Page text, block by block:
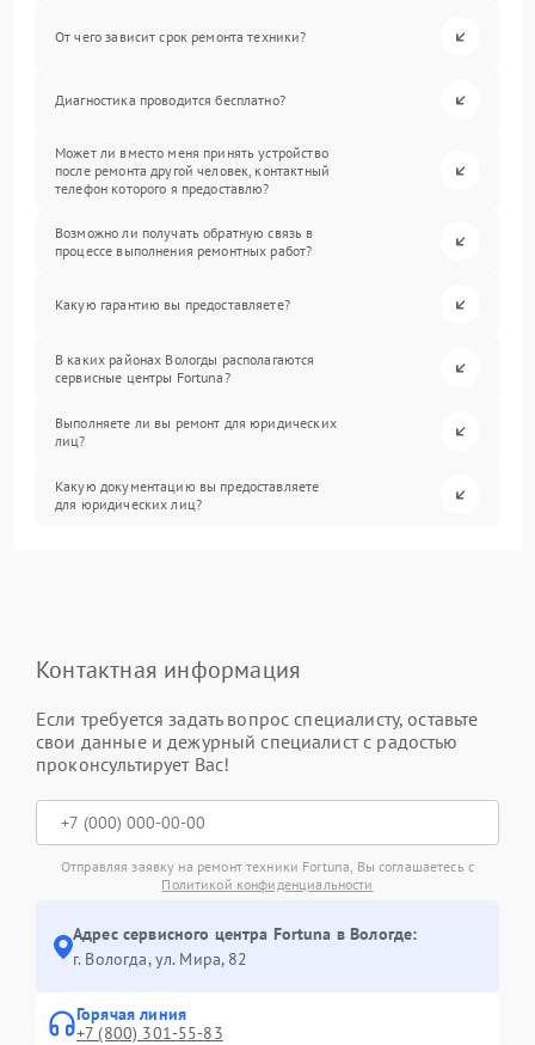
От чего зависит срок ремонта техники?
Диагностика проводится бесплатно?
Может ли вместо меня принять устройство
после ремонта другой человек, контактный
телефон которого я предоставлю?
Возможно ли получать обратную связь в
процессе выполнения ремонтных работ?
Какую гарантию вы предоставляете?
В каких районах Вологды располагаются
сервисные центры Fortuna?
Выполняете ли вы ремонт для юридических
лиц?
Какую документацию вы предоставляете
для юридических лиц?
Контактная информация
Если требуется задать вопрос специалисту, оставьте
свои данные и дежурный специалист с радостью
проконсультирует Вас!
Отправляя заявку на ремонт техники Fortuna, Вы соглашаетесь с
Политикой конфиденциальности
Адрес сервисного центра Fortuna в Вологде:
г. Вологда, ул. Мира, 82
Горячая линия
+7 (800) 301-55-83